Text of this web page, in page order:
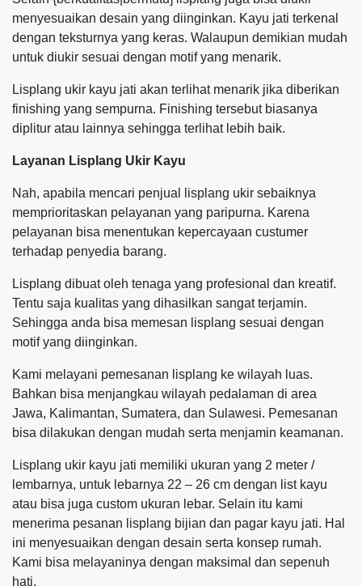
menyesuaikan desain yang diinginkan. Kayu jati terkenal
dengan teksturnya yang keras. Walaupun demikian mudah
untuk diukir sesuai dengan motif yang menarik.
Lisplang ukir kayu jati akan terlihat menarik jika diberikan
finishing yang sempurna. Finishing tersebut biasanya
diplitur atau lainnya sehingga terlihat lebih baik.
Layanan Lisplang Ukir Kayu
Nah, apabila mencari penjual lisplang ukir sebaiknya
memprioritaskan pelayanan yang paripurna. Karena
pelayanan bisa menentukan kepercayaan custumer
terhadap penyedia barang.
Lisplang dibuat oleh tenaga yang profesional dan kreatif.
Tentu saja kualitas yang dihasilkan sangat terjamin.
Sehingga anda bisa memesan lisplang sesuai dengan
motif yang diinginkan.
Kami melayani pemesanan lisplang ke wilayah luas.
Bahkan bisa menjangkau wilayah pedalaman di area
Jawa, Kalimantan, Sumatera, dan Sulawesi. Pemesanan
bisa dilakukan dengan mudah serta menjamin keamanan.
Lisplang ukir kayu jati memiliki ukuran yang 2 meter /
lembarnya, untuk lebarnya 22 – 26 cm dengan list kayu
atau bisa juga custom ukuran lebar. Selain itu kami
menerima pesanan lisplang bijian dan pagar kayu jati. Hal
ini menyesuaikan dengan desain serta konsep rumah.
Kami bisa melayaninya dengan maksimal dan sepenuh
hati.